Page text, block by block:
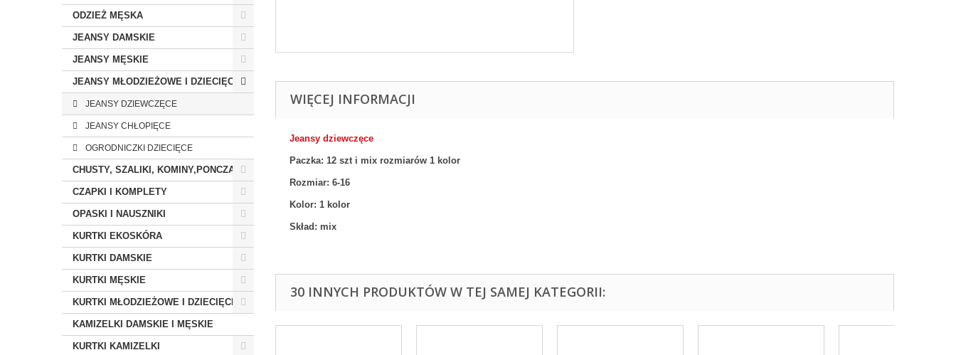
ODZIEŻ MĘSKA
JEANSY DAMSKIE
JEANSY MĘSKIE
JEANSY MŁODZIEŻOWE I DZIECIĘCE
JEANSY DZIEWCZĘCE
JEANSY CHŁOPIĘCE
OGRODNICZKI DZIECIĘCE
CHUSTY, SZALIKI, KOMINY,PONCZA
CZAPKI I KOMPLETY
OPASKI I NAUSZNIKI
KURTKI EKOSKÓRA
KURTKI DAMSKIE
KURTKI MĘSKIE
KURTKI MŁODZIEŻOWE I DZIECIĘCE
KAMIZELKI DAMSKIE I MĘSKIE
KURTKI KAMIZELKI
WIĘCEJ INFORMACJI
Jeansy dziewczęce
Paczka: 12 szt i mix rozmiarów 1 kolor
Rozmiar: 6-16
Kolor: 1 kolor
Skład: mix
30 INNYCH PRODUKTÓW W TEJ SAMEJ KATEGORII: